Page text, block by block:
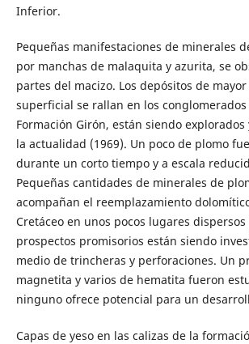
Inferior.
Pequeñas manifestaciones de minerales
por manchas de malaquita y azurita, se
partes del macizo. Los depósitos de
superficial se rallan en los conglomerados
Formación Girón, están siendo
la actualidad (1969). Un poco de plomo
durante un corto tiempo y a escala
Pequeñas cantidades de minerales de
acompañan el reemplazamiento
Cretáceo en unos pocos lugares dispersos
prospectos promisorios están siendo
medio de trincheras y perforaciones. Un
magnetita y varios de hematita fueron
ninguno ofrece potencial para un
Capas de yeso en las calizas de la